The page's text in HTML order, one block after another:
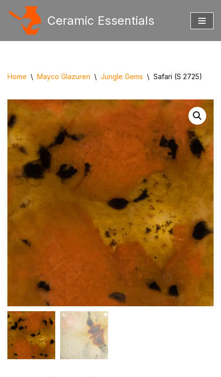
Ceramic Essentials
Home \ Mayco Glazuren \ Jungle Gems \ Safari (S 2725)